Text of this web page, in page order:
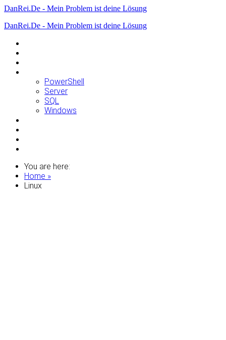
DanRei.De - Mein Problem ist deine Lösung
DanRei.De - Mein Problem ist deine Lösung
PowerShell
Server
SQL
Windows
You are here:
Home »
Linux